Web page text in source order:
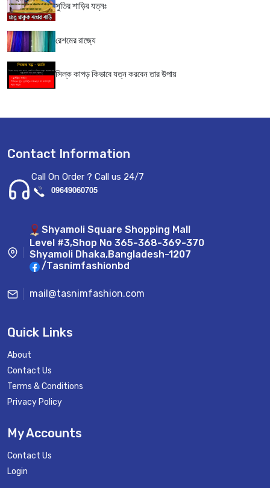
সুতির শাড়ির যত্নঃ
রেশমের রাজ্যে
সিল্ক কাপড় কিভাবে যত্ন করবেন তার উপায়
Contact Information
Call On Order ? Call us 24/7
09649060705
Shyamoli Square Shopping Mall
Level #3,Shop No 365-368-369-370
Shyamoli Dhaka,Bangladesh-1207
/Tasnimfashionbd
mail@tasnimfashion.com
Quick Links
About
Contact Us
Terms & Conditions
Privacy Policy
My Accounts
Contact Us
Login